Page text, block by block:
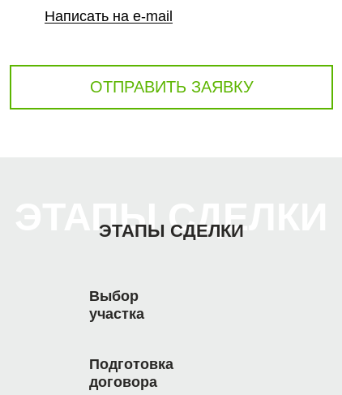
Написать на e-mail
ОТПРАВИТЬ ЗАЯВКУ
ЭТАПЫ СДЕЛКИ
ЭТАПЫ СДЕЛКИ
Выбор
участка
Подготовка
договора